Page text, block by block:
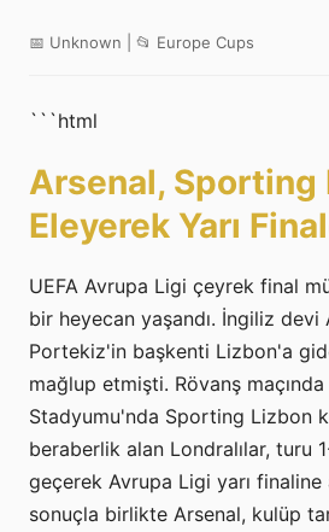
📅 Unknown | 📂 Europe Cups
```html
Arsenal, Sporting
Eleyerek Yarı
UEFA Avrupa Ligi çeyrek final
bir heyecan yaşandı. İngiliz devi
Portekiz'in başkenti Lizbon'a
mağlup etmişti. Rövanş
Stadyumu'nda Sporting Lizbon
beraberlik alan Londralılar, turu
geçerek Avrupa Ligi yarı finaline
sonuçla birlikte Arsenal, kulüp